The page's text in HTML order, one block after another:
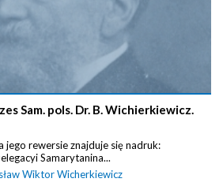
Sam. pols. Dr. B. Wichierkiewicz.
jego rewersie znajduje się nadruk:
Samarytanina...
Wiktor Wicherkiewicz